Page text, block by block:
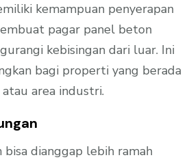
kemampuan penyerapan
pagar panel beton
kebisingan dari luar. Ini
bagi properti yang berada
area industri.
dianggap lebih ramah